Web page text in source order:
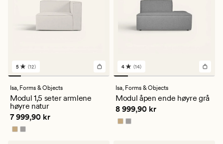
12
anmeldelser
med
en
gjennomsnittlig
vurdering
på
5
5 (12)
Isa, Forms & Objects
Modul 1,5 seter armlene
høyre natur
Pris 7 999,90 kr
7 999,90 kr
14
anmeldelser
med
en
gjennomsnittlig
vurdering
på
4
4 (14)
Isa, Forms & Objects
Modul åpen ende høyre grå
Pris 8 999,90 kr
8 999,90 kr